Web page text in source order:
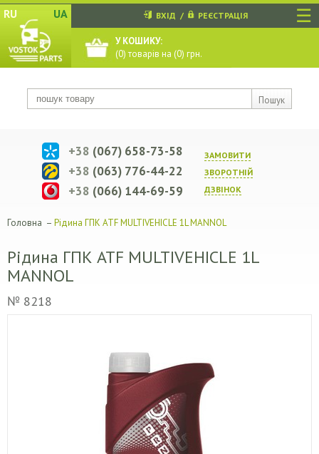
☰
RU UA
Пошук
ВХІД / РЕЄСТРАЦІЯ
У КОШИКУ:
(0) товарів на (0) грн.
ЗАМОВИТИ
ЗВОРОТНIЙ
ДЗВIНОК
+38 (067) 658-73-58
+38 (063) 776-44-22
+38 (066) 144-69-59
Головна – Рідина ГПК ATF MULTIVEHICLE 1L MANNOL
Рідина ГПК ATF MULTIVEHICLE 1L
MANNOL
№ 8218